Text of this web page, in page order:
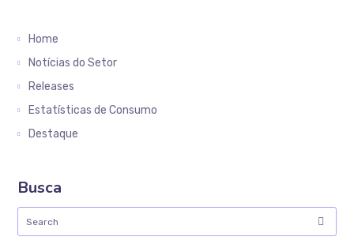
Home
Notícias do Setor
Releases
Estatísticas de Consumo
Destaque
Busca